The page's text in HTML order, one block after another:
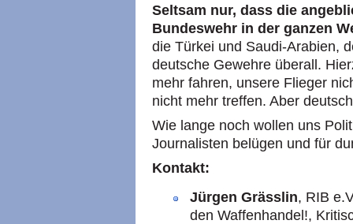
Seltsam nur, dass die
Bundeswehr in der ganzen
die Türkei und Saudi-Arabien,
deutsche Gewehre überall.
mehr fahren, unsere Flieger
nicht mehr treffen. Aber
Wie lange noch wollen uns
Journalisten belügen und für
Kontakt:
Jürgen Grässlin, RIB
den Waffenhandel!,